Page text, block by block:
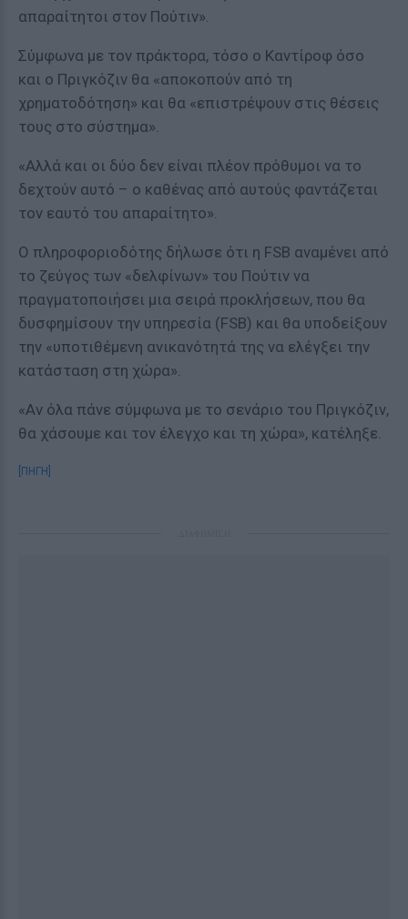
απαραίτητοι στον Πούτιν».
Σύμφωνα με τον πράκτορα, τόσο ο Καντίροφ όσο
και ο Πριγκόζιν θα «αποκοπούν από τη
χρηματοδότηση» και θα «επιστρέψουν στις θέσεις
τους στο σύστημα».
«Αλλά και οι δύο δεν είναι πλέον πρόθυμοι να το
δεχτούν αυτό – ο καθένας από αυτούς φαντάζεται
τον εαυτό του απαραίτητο».
Ο πληροφοριοδότης δήλωσε ότι η FSB αναμένει από
το ζεύγος των «δελφίνων» του Πούτιν να
πραγματοποιήσει μια σειρά προκλήσεων, που θα
δυσφημίσουν την υπηρεσία (FSB) και θα υποδείξουν
την «υποτιθέμενη ανικανότητά της να ελέγξει την
κατάσταση στη χώρα».
«Αν όλα πάνε σύμφωνα με το σενάριο του Πριγκόζιν,
θα χάσουμε και τον έλεγχο και τη χώρα», κατέληξε.
[ΠΗΓΗ]